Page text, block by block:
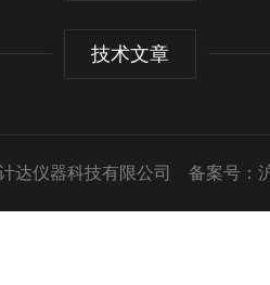
技术文章
达仪器科技有限公司 备案号：